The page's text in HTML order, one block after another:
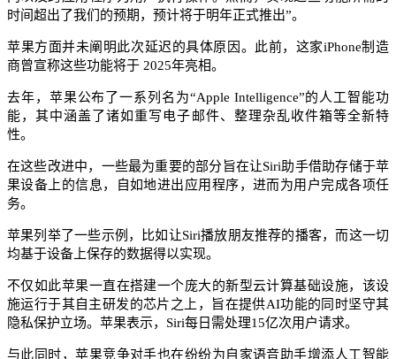
时间超出了我们的预期，预计将于明年正式推出”。​
苹果方面并未阐明此次延迟的具体原因。此前，这家iPhone制造
商曾宣称这些功能将于 2025年亮相。​
去年，苹果公布了一系列名为“Apple Intelligence”的人工智能功
能，其中涵盖了诸如重写电子邮件、整理杂乱收件箱等全新特
性。​
在这些改进中，一些最为重要的部分旨在让Siri助手借助存储于苹
果设备上的信息，自如地进出应用程序，进而为用户完成各项任
务。​
苹果列举了一些示例，比如让Siri播放朋友推荐的播客，而这一切
均基于设备上保存的数据得以实现。​
不仅如此苹果一直在搭建一个庞大的新型云计算基础设施，该设
施运行于其自主研发的芯片之上，旨在提供AI功能的同时坚守其
隐私保护立场。苹果表示，Siri每日需处理15亿次用户请求。​
与此同时，苹果竞争对手也在纷纷为自家语音助手增添人工智能